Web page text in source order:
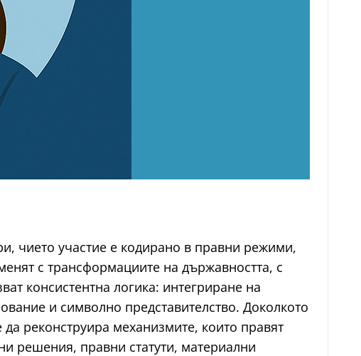
чието участие е кодирано в правни режими,
с трансформациите на държавността, с
консистентна логика: интегриране на
и символно представителство. Доколкото
реконструира механизмите, които правят
решения, правни статути, материални